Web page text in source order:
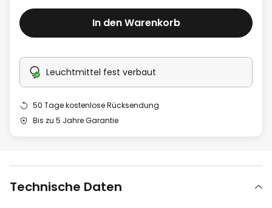
In den Warenkorb
Leuchtmittel fest verbaut
50 Tage kostenlose Rücksendung
Bis zu 5 Jahre Garantie
Technische Daten